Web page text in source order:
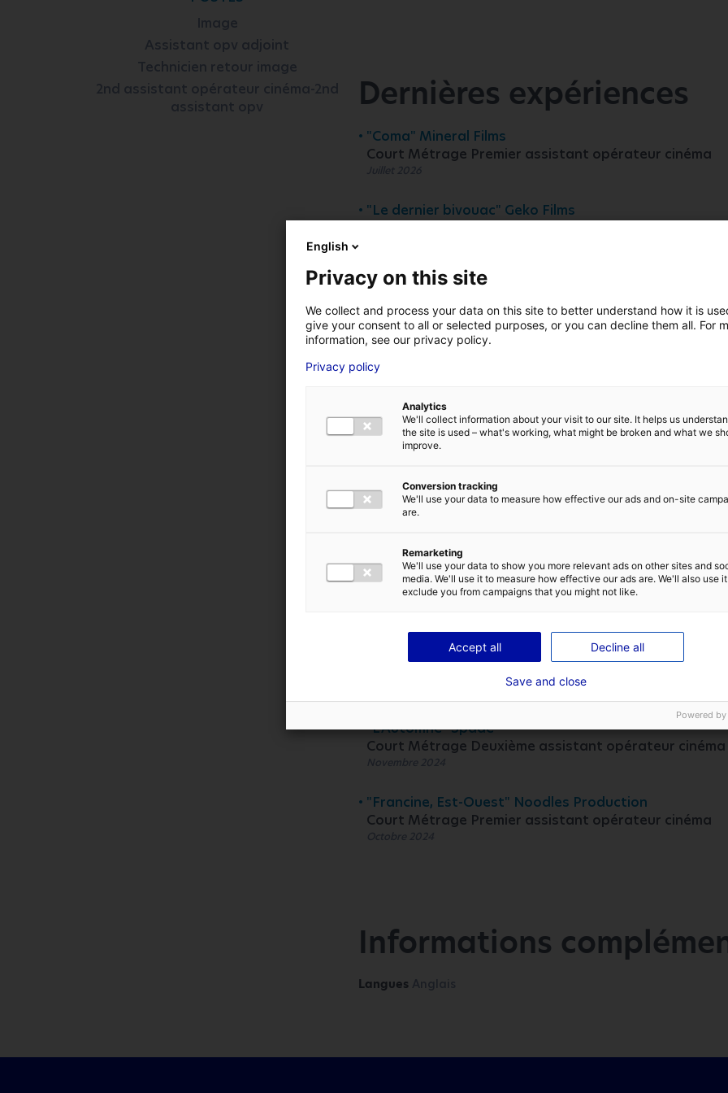
Image
Assistant opv adjoint
Technicien retour image
2nd assistant opérateur cinéma-2nd
assistant opv
Dernières expériences
"Coma" Mineral Films
Court Métrage Premier assistant opérateur cinéma
Juillet 2026
"Le dernier bivouac" Geko Films
"Allez ma fille" Nolita Cinéma
Cinéma long métrage Deuxième assistant opérateur
Mars - Mai 2026
"Les Evaporés" Storia Television
Fiction série Technicien retour image cinéma
"Messa da Requiem, Verdi" Opéra National de Nancy
Cinéma long métrage Premier assistant opérateur
"Changer l'eau des fleurs" 24 25 Films
"Maybelline - Effaceur" La Main
Publicité Deuxième assistant opérateur cinéma
"Poussin cherche girafe" Tonnerre de l'Ouest
Court Métrage Premier assistant opérateur cinéma
"L'Automne" Spade
Court Métrage Deuxième assistant opérateur cinéma
Novembre 2024
"Francine, Est-Ouest" Noodles Production
Court Métrage Premier assistant opérateur cinéma
Octobre 2024
Informations
Langues Anglais
English
Privacy on this site
We collect and process your data on this site to better understand how it is
give your consent to all or selected purposes, or you can decline them all. For
information, see our privacy policy.
Privacy policy
Analytics
We'll collect information about your visit to our site. It helps us
the site is used – what's working, what might be broken and what we
improve.
Conversion tracking
We'll use your data to measure how effective our ads and on-site
are.
Remarketing
We'll use your data to show you more relevant ads on other sites and
media. We'll use it to measure how effective our ads are. We'll also use
exclude you from campaigns that you might not like.
Accept all Decline all
Save and close
Powered by